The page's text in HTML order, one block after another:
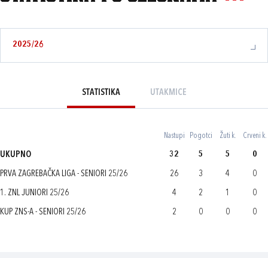
2025/26
STATISTIKA UTAKMICE
Nastupi Pogotci Žuti k. Crveni k.
UKUPNO 32 5 5 0
PRVA ZAGREBAČKA LIGA - SENIORI 25/26 26 3 4 0
1. ZNL JUNIORI 25/26 4 2 1 0
KUP ZNS-A - SENIORI 25/26 2 0 0 0